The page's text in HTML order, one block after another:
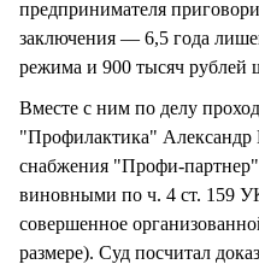
предпринимателя
заключения — 6,5 года
режима и 900 тысяч рублей
Вместе с ним по делу
"Профилактика"
снабжения "Профи-
виновными по ч. 4 ст. 159
совершенное
размере). Суд посчитал